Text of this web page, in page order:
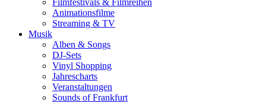
Filmfestivals & Filmreihen
Animationsfilme
Streaming & TV
Musik
Alben & Songs
DJ-Sets
Vinyl Shopping
Jahrescharts
Veranstaltungen
Sounds of Frankfurt